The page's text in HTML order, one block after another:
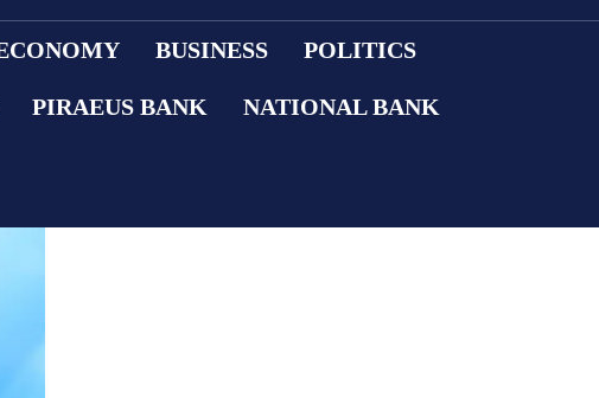
BUSINESS POLITICS
PIRAEUS BANK NATIONAL BANK